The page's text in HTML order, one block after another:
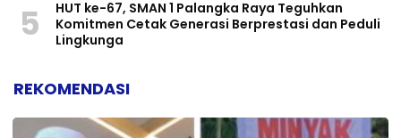
5
HUT ke-67, SMAN 1 Palangka Raya Teguhkan
Komitmen Cetak Generasi Berprestasi dan Peduli
Lingkunga
REKOMENDASI